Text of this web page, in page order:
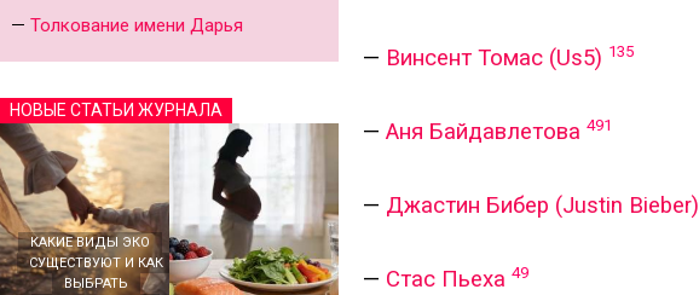
Толкование имени Дарья
НОВЫЕ СТАТЬИ ЖУРНАЛА
КАКИЕ ВИДЫ ЭКО
СУЩЕСТВУЮТ И КАК
ВЫБРАТЬ
— Винсент Томас (Us5) 135
— Аня Байдавлетова 491
— Джастин Бибер (Justin Bieber)
— Стас Пьеха 49